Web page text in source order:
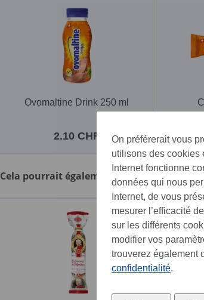
Ovomaltine Drink 250 ml
2.10 CHF
Cela pourrait également vous intéresser:
On préférerait vous
utilisons des cookies
Internet fonctionne
données qui nous
Internet, de vous
mesurer l’efficacité
sur les différents
modifier vos
trouverez également
confidentialité.